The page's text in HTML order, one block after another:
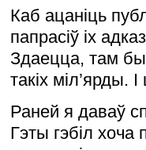
Каб ацаніць
папрасіў іх
Здаецца, там бы
такіх міл’ярды.
Раней я даваў
Гэты гэбіл хоча